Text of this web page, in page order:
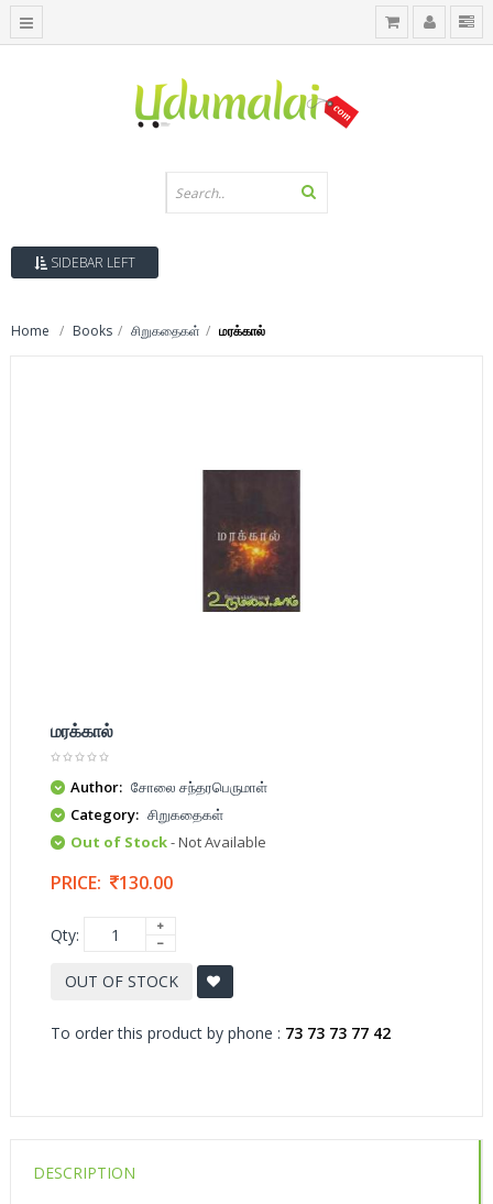
SIDEBAR LEFT
Home Books சிறுகதைகள் மரக்கால்
மரக்கால்
Author: சோலை சந்தரபெருமாள்
Category: சிறுகதைகள்
Out of Stock- Not Available
PRICE: 130.00
Qty:
OUT OF STOCK
To order this product by phone : 73 73 73 77 42
DESCRIPTION